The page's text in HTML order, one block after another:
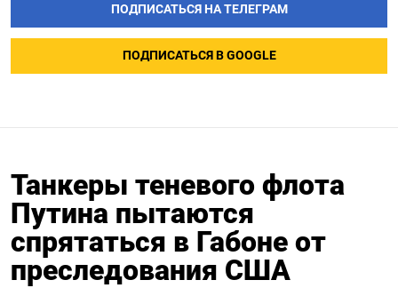
ПОДПИСАТЬСЯ НА ТЕЛЕГРАМ
ПОДПИСАТЬСЯ В GOOGLE
Танкеры теневого флота
Путина пытаются
спрятаться в Габоне от
преследования США